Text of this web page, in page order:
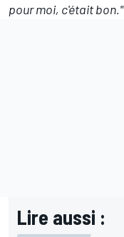
pour moi, c'était bon."
Lire aussi :